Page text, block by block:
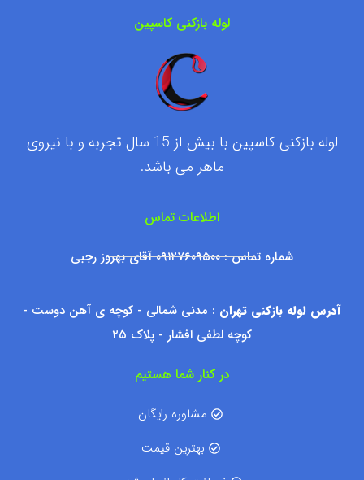
لوله بازکنی کاسپین
لوله بازکنی کاسپین با بیش از 15 سال تجربه و با نیروی
ماهر می باشد.
اطلاعات تماس
شماره تماس : ۰۹۱۲۷۶۰۹۵۰۰ آقای بهروز رجبی
آدرس لوله بازکنی تهران : مدنی شمالی - کوچه ی آهن دوست -
کوچه لطفی افشار - پلاک ۲۵
در کنار شما هستیم
مشاوره رایگان
بهترین قیمت